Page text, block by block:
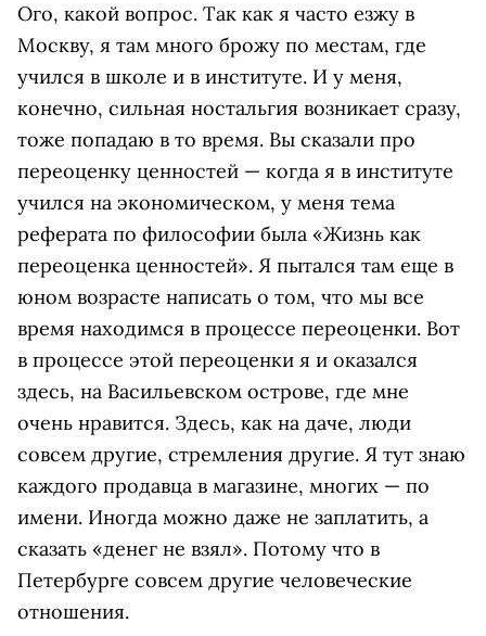
Ого, какой вопрос. Так как я часто езжу в
Москву, я там много брожу по местам, где
учился в школе и в институте. И у меня,
конечно, сильная ностальгия возникает сразу,
тоже попадаю в то время. Вы сказали про
переоценку ценностей — когда я в институте
учился на экономическом, у меня тема
реферата по философии была «Жизнь как
переоценка ценностей». Я пытался там еще в
юном возрасте написать о том, что мы все
время находимся в процессе переоценки. Вот
в процессе этой переоценки я и оказался
здесь, на Васильевском острове, где мне
очень нравится. Здесь, как на даче, люди
совсем другие, стремления другие. Я тут знаю
каждого продавца в магазине, многих — по
имени. Иногда можно даже не заплатить, а
сказать «денег не взял». Потому что в
Петербурге совсем другие человеческие
отношения.